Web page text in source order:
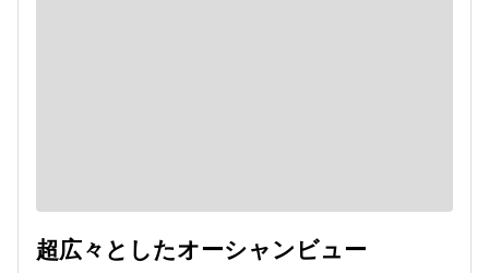
超広々としたオーシャンビュー